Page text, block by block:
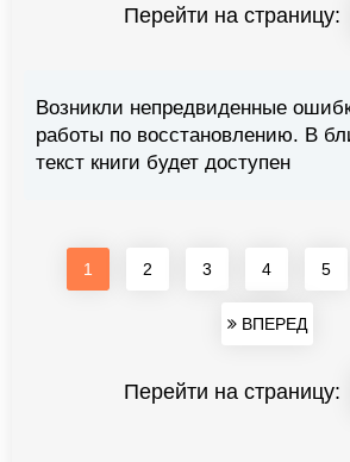
Перейти на страницу:
Возникли непредвиденные
работы по восстановлению. В
текст книги будет доступен
1 2 3 4 5
ВПЕРЕД
Перейти на страницу: